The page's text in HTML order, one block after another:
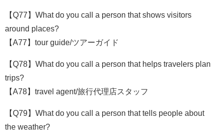
【Q77】What do you call a person that shows visitors
around places?
【A77】tour guide/ツアーガイド
【Q78】What do you call a person that helps travelers plan
trips?
【A78】travel agent/旅行代理店スタッフ
【Q79】What do you call a person that tells people about
the weather?